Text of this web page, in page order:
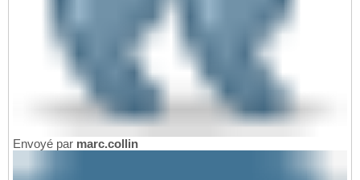
Envoyé par marc.collin